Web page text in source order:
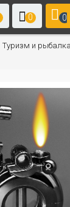
0 0
Туризм и рыбалка